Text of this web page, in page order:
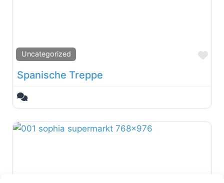
Uncategorized
Spanische Treppe